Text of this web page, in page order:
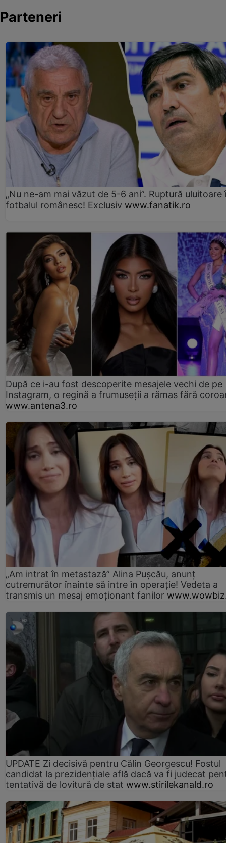
Parteneri
„Nu ne-am mai văzut de 5-6 ani”. Ruptură uluitoare
fotbalul românesc! Exclusiv www.fanatik.ro
După ce i-au fost descoperite mesajele vechi de pe
Instagram, o regină a frumuseții a rămas fără
www.antena3.ro
„Am intrat în metastază” Alina Pușcău, anunț
cutremurător înainte să intre în operație! Vedeta a
transmis un mesaj emoționant fanilor
UPDATE Zi decisivă pentru Călin Georgescu! Fostul
candidat la prezidențiale află dacă va fi judecat
tentativă de lovitură de stat www.stirilekanald.ro